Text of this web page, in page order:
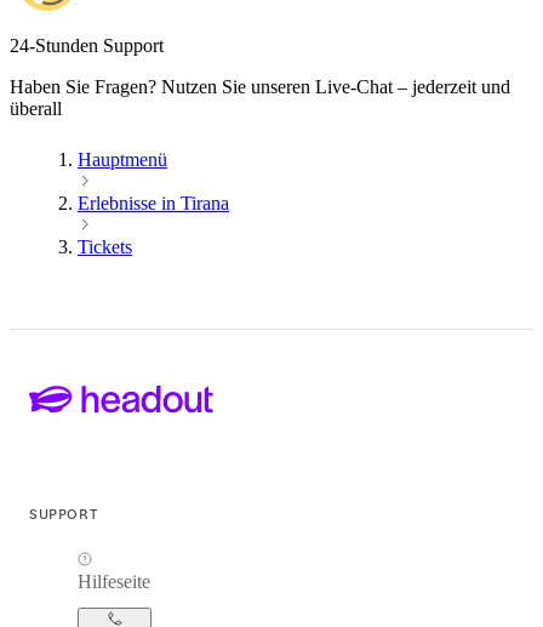
24-Stunden Support
Haben Sie Fragen? Nutzen Sie unseren Live-Chat – jederzeit und
überall
Hauptmenü
Erlebnisse in Tirana
Tickets
SUPPORT
Hilfeseite